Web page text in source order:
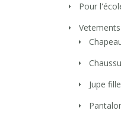
Pour
Jupe fille